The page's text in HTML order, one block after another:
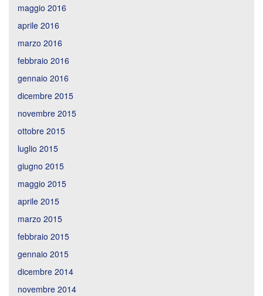
maggio 2016
aprile 2016
marzo 2016
febbraio 2016
gennaio 2016
dicembre 2015
novembre 2015
ottobre 2015
luglio 2015
giugno 2015
maggio 2015
aprile 2015
marzo 2015
febbraio 2015
gennaio 2015
dicembre 2014
novembre 2014